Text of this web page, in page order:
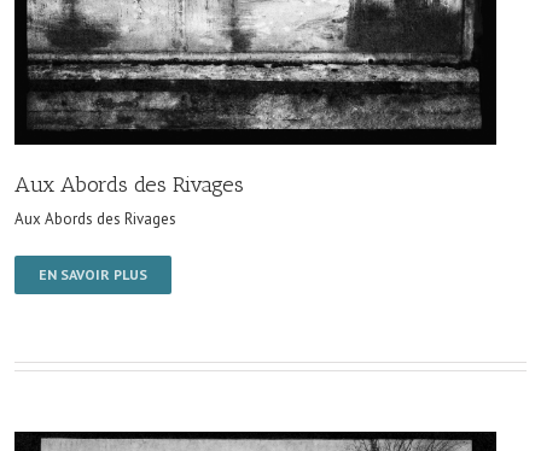
Aux Abords des Rivages
Aux Abords des Rivages
EN SAVOIR PLUS